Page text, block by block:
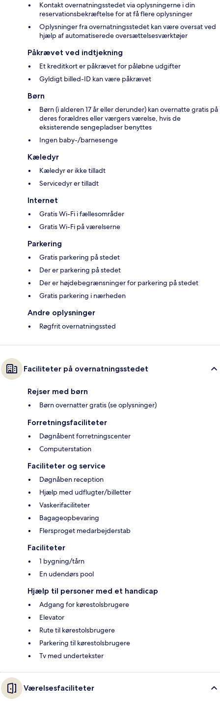
Kontakt overnatningsstedet via oplysningerne i din
reservationsbekræftelse for at få flere oplysninger
Oplysninger fra overnatningsstedet kan være oversat ved
hjælp af automatiserede oversættelsesværktøjer
Påkrævet ved indtjekning
Et kreditkort er påkrævet for påløbne udgifter
Gyldigt billed-ID kan være påkrævet
Børn
Børn (i alderen 17 år eller derunder) kan overnatte gratis på
deres forældres eller værgers værelse, hvis de
eksisterende sengepladser benyttes
Ingen baby-/barnesenge
Kæledyr
Kæledyr er ikke tilladt
Servicedyr er tilladt
Internet
Gratis Wi-Fi i fællesområder
Gratis Wi-Fi på værelserne
Parkering
Gratis parkering på stedet
Der er parkering på stedet
Der er højdebegrænsninger for parkering på stedet
Gratis parkering i nærheden
Andre oplysninger
Røgfrit overnatningssted
Faciliteter på overnatningsstedet
Rejser med børn
Børn overnatter gratis (se oplysninger)
Forretningsfaciliteter
Døgnåbent forretningscenter
Computerstation
Faciliteter og service
Døgnåben reception
Hjælp med udflugter/billetter
Vaskerifaciliteter
Bagageopbevaring
Flersproget medarbejderstab
Faciliteter
1 bygning/tårn
En udendørs pool
Hjælp til personer med et handicap
Adgang for kørestolsbrugere
Elevator
Rute til kørestolsbrugere
Parkering til kørestolsbrugere
Tv med undertekster
Værelsesfaciliteter